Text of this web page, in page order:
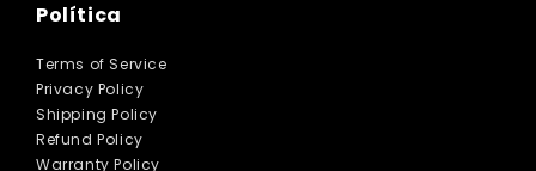
Política
Terms of Service
Privacy Policy
Shipping Policy
Refund Policy
Warranty Policy